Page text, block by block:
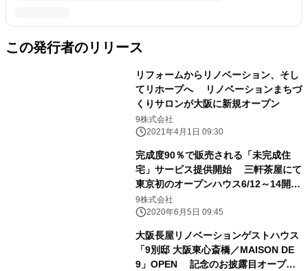
この発行者のリリース
リフォームからリノベーション、そし
てリホープへ リノベーションまちづ
くりサロンが大阪に新規オープン
9株式会社
2021年4月1日 09:30
完成度90％で販売される「未完成住
宅」サービス提供開始 三軒茶屋にて
東京初のオープンハウス6/12～14開
催 ～コロナ後のニューノーマル住宅
取得プラットフォーム～
9株式会社
2020年6月5日 09:45
大阪長屋リノベーションゲストハウス
「9別邸 大阪東心斎橋／MAISON DE
9」OPEN 記念のお披露目オープン